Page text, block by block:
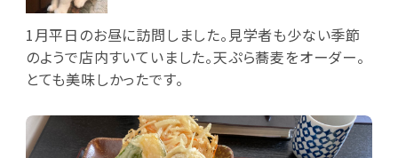
1月平日のお昼に訪問しました。見学者も少ない季節
のようで店内すいていました。天ぷら蕎麦をオーダー。
とても美味しかったです。